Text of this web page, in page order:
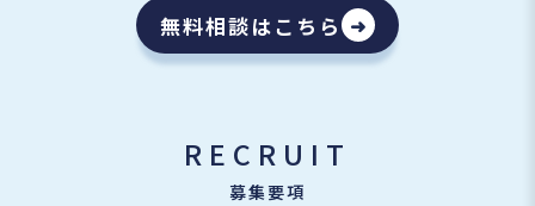
無料相談はこちら ➜
RECRUIT
募集要項